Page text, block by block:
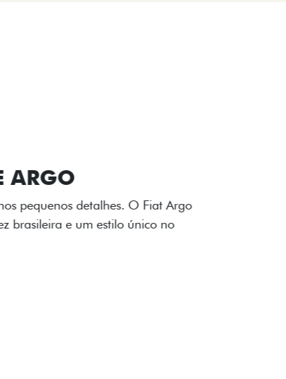
INTERNO
aparecem no interior do
e detalhes escurecidos.